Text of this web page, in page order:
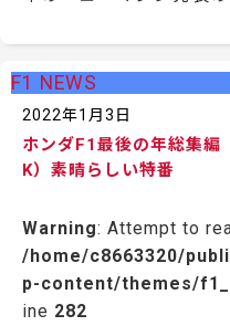
F1 NEWS
2022年1月3日
ホンダF1最後の年総集編
K）素晴らしい特番
Warning: Attempt to
/home/c8663320/
p-content/themes/
ine 282